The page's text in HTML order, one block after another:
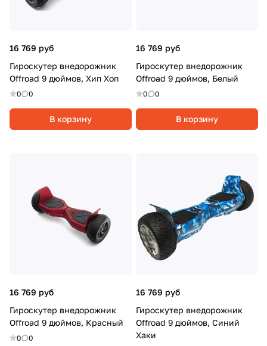
16 769 руб
Гироскутер внедорожник
Offroad 9 дюймов, Хип Хоп
0 0
В корзину
16 769 руб
Гироскутер внедорожник
Offroad 9 дюймов, Белый
0 0
В корзину
16 769 руб
Гироскутер внедорожник
Offroad 9 дюймов, Красный
0 0
16 769 руб
Гироскутер внедорожник
Offroad 9 дюймов, Синий
Хаки